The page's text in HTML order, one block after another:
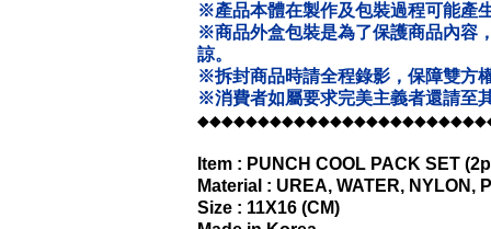
※產品本體在製作及包裝過程可能產
※商品外盒包裝是為了保護商品內容
諒。
※拆封商品時請全程錄影，保障雙方
※消費者如屬要求完美主義者還請至
Item : PUNCH COOL PACK SET
Material : UREA, WATER, NYLON,
Size : 11X16 (CM)